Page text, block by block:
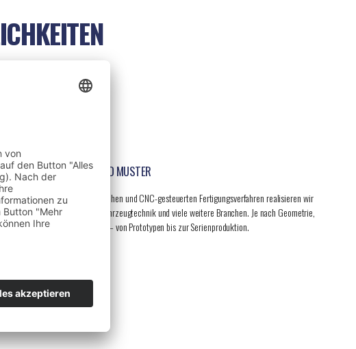
NACH ZEICHNUNG UND MUSTER
vollautomatischen und CNC-gesteuerten Fertigungsverfahren realisieren wir
Industrie, Maschinenbau, Fahrzeugtechnik und viele weitere Branchen. Je nach Geometrie,
wir wirtschaftliche Lösungen – von Prototypen bis zur Serienproduktion.